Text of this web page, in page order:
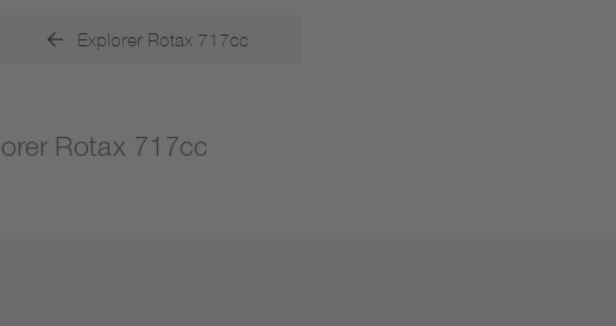
Explorer Rotax 717cc
Rotax 717cc